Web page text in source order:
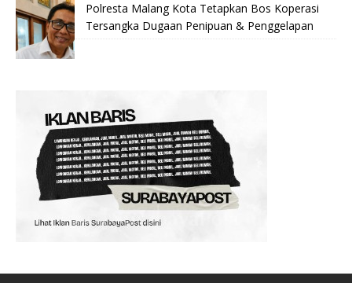
Polresta Malang Kota Tetapkan Bos Koperasi
Tersangka Dugaan Penipuan & Penggelapan